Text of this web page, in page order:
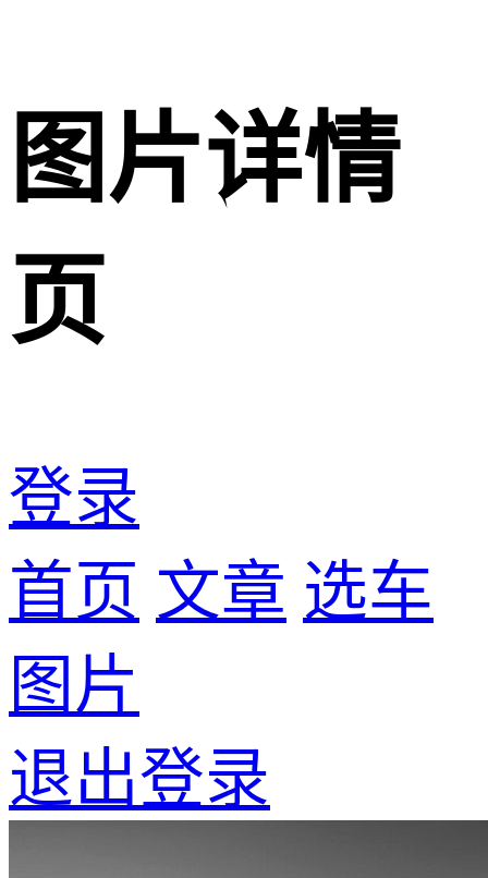
图片详情
页
登录
首页 文章 选车
图片
退出登录